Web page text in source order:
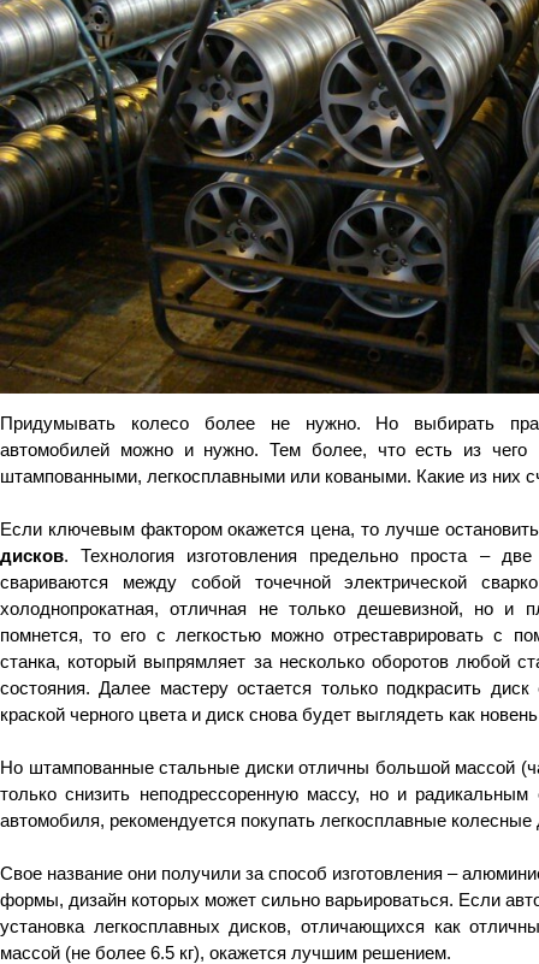
Придумывать колесо более не нужно. Но выбирать
автомобилей можно и нужно. Тем более, что есть из чего
штампованными, легкосплавными или коваными. Какие из них
Если ключевым фактором окажется цена, то лучше
дисков. Технология изготовления предельно проста –
свариваются между собой точечной электрической
холоднопрокатная, отличная не только дешевизной, но и
помнется, то его с легкостью можно отреставрировать с
станка, который выпрямляет за несколько оборотов любой
состояния. Далее мастеру остается только подкрасить
краской черного цвета и диск снова будет выглядеть как
Но штампованные стальные диски отличны большой массой
только снизить неподрессоренную массу, но и
автомобиля, рекомендуется покупать легкосплавные колесные
Свое название они получили за способ изготовления –
формы, дизайн которых может сильно варьироваться. Если
установка легкосплавных дисков, отличающихся как
массой (не более 6.5 кг), окажется лучшим решением.